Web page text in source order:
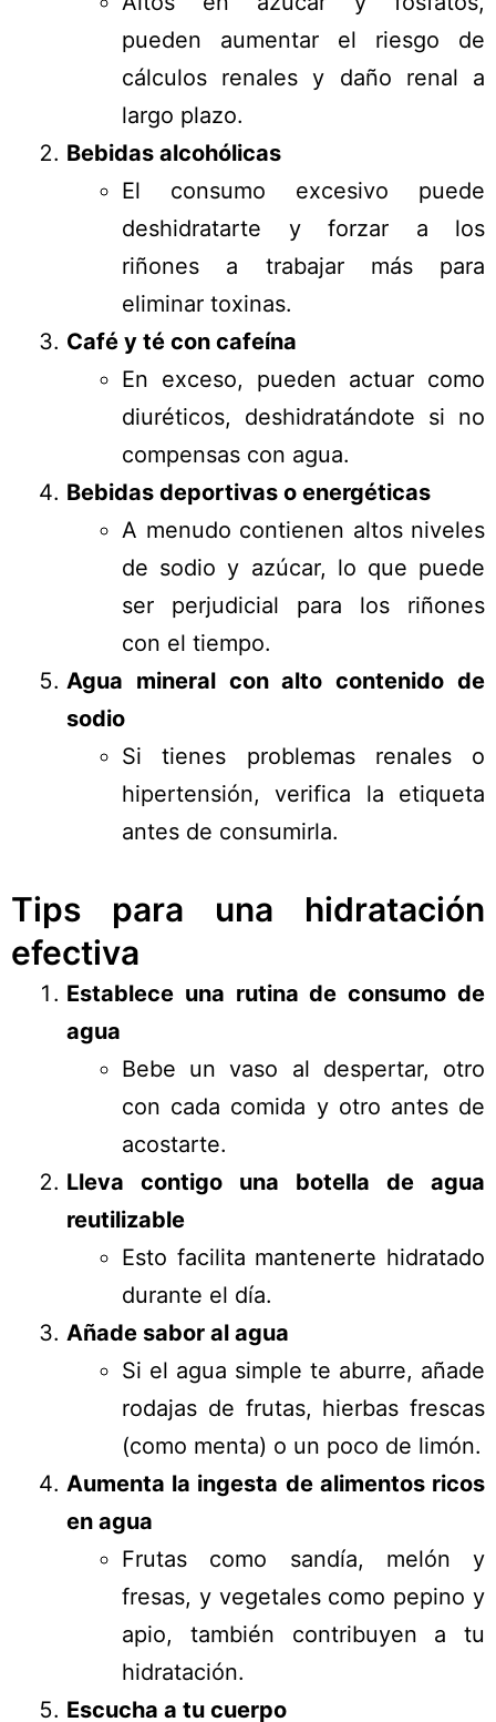
pueden aumentar el riesgo de
cálculos renales y daño renal a
largo plazo.
Bebidas alcohólicas
El consumo excesivo puede
deshidratarte y forzar a los
riñones a trabajar más para
eliminar toxinas.
Café y té con cafeína
En exceso, pueden actuar como
diuréticos, deshidratándote si no
compensas con agua.
Bebidas deportivas o energéticas
A menudo contienen altos niveles
de sodio y azúcar, lo que puede
ser perjudicial para los riñones
con el tiempo.
Agua mineral con alto contenido de
sodio
Si tienes problemas renales o
hipertensión, verifica la etiqueta
antes de consumirla.
Tips para una hidratación
efectiva
Establece una rutina de consumo de
agua
Bebe un vaso al despertar, otro
con cada comida y otro antes de
acostarte.
Lleva contigo una botella de agua
reutilizable
Esto facilita mantenerte hidratado
durante el día.
Añade sabor al agua
Si el agua simple te aburre, añade
rodajas de frutas, hierbas frescas
(como menta) o un poco de limón.
Aumenta la ingesta de alimentos ricos
en agua
Frutas como sandía, melón y
fresas, y vegetales como pepino y
apio, también contribuyen a tu
hidratación.
Escucha a tu cuerpo